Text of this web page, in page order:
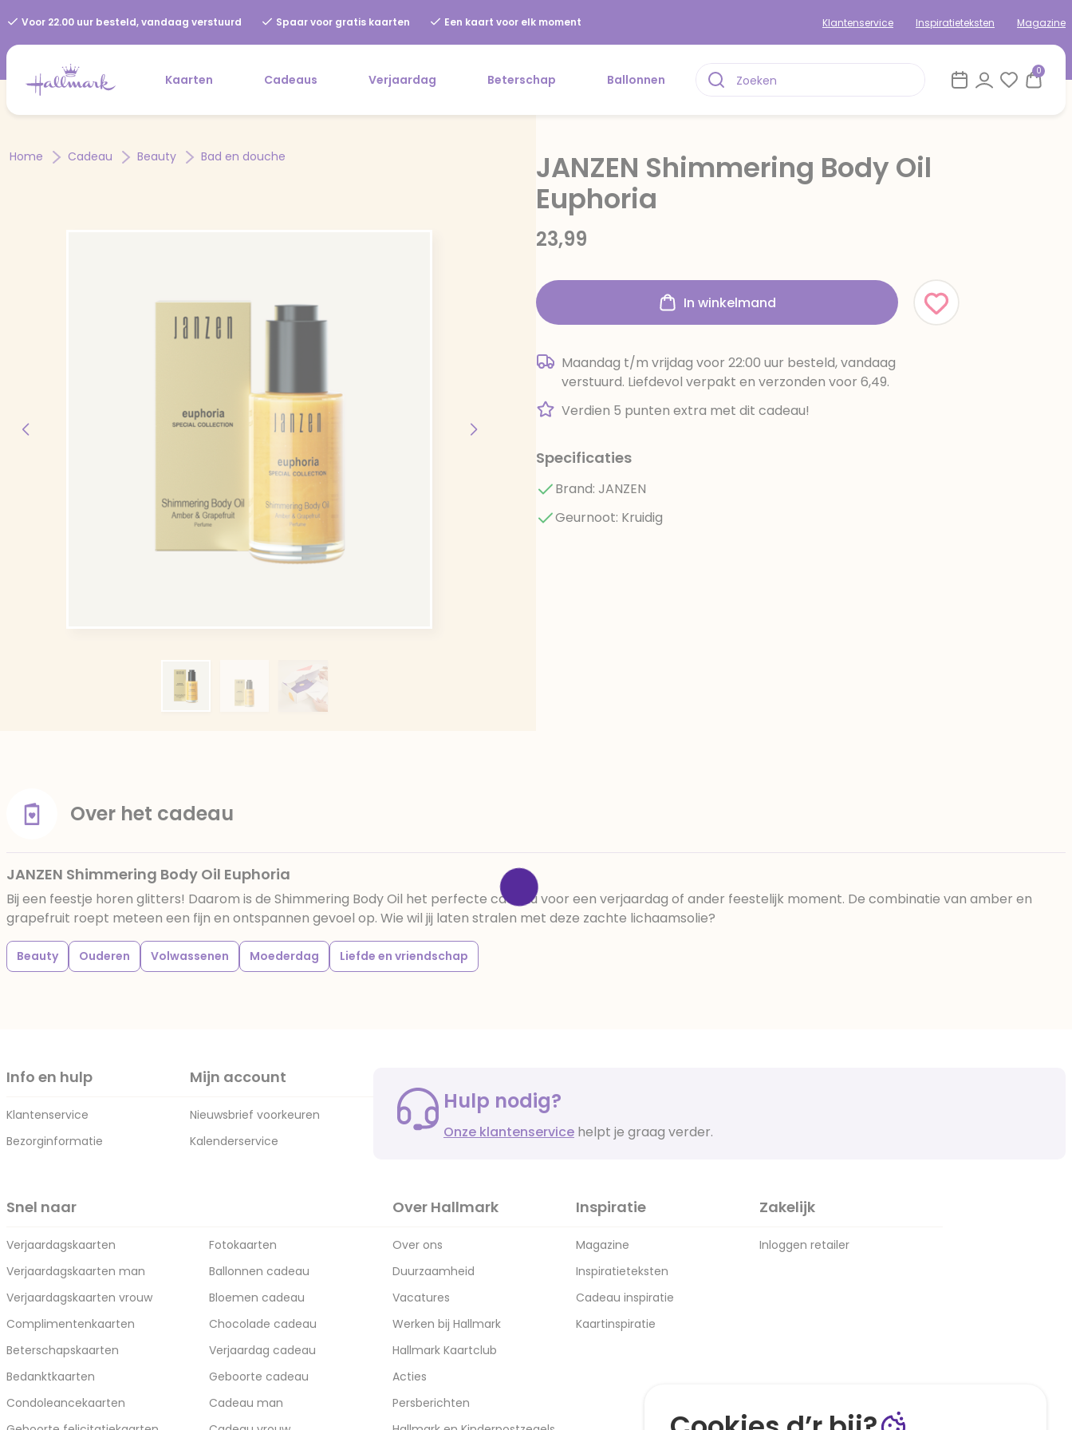
Voor 22.00 uur besteld, vandaag verstuurd Spaar voor gratis kaarten Een kaart voor elk moment Klantenservice Inspiratieteksten Magazine
Kaarten Cadeaus Verjaardag Beterschap Ballonnen
0
Home Cadeau Beauty Bad en douche
JANZEN Shimmering Body Oil
Euphoria
23,99
In winkelmand
Maandag t/m vrijdag voor 22:00 uur besteld, vandaag
verstuurd. Liefdevol verpakt en verzonden voor 6,49.
Verdien 5 punten extra met dit cadeau!
Specificaties
Brand: JANZEN
Geurnoot: Kruidig
Over het cadeau
JANZEN Shimmering Body Oil Euphoria
Bij een feestje horen glitters! Daarom is de Shimmering Body Oil het perfecte cadeau voor een verjaardag of ander feestelijk moment. De combinatie van amber en
grapefruit roept meteen een fijn en ontspannen gevoel op. Wie wil jij laten stralen met deze zachte lichaamsolie?
Beauty Ouderen Volwassenen Moederdag Liefde en vriendschap
Info en hulp
Klantenservice
Bezorginformatie
Mijn account
Nieuwsbrief voorkeuren
Kalenderservice
Hulp nodig?
Onze klantenservice helpt je graag verder.
Snel naar
Verjaardagskaarten
Verjaardagskaarten man
Verjaardagskaarten vrouw
Complimentenkaarten
Beterschapskaarten
Bedanktkaarten
Condoleancekaarten
Fotokaarten
Ballonnen cadeau
Bloemen cadeau
Chocolade cadeau
Verjaardag cadeau
Geboorte cadeau
Cadeau man
Over Hallmark
Over ons
Duurzaamheid
Vacatures
Werken bij Hallmark
Hallmark Kaartclub
Acties
Persberichten
Inspiratie
Magazine
Inspiratieteksten
Cadeau inspiratie
Kaartinspiratie
Zakelijk
Inloggen retailer